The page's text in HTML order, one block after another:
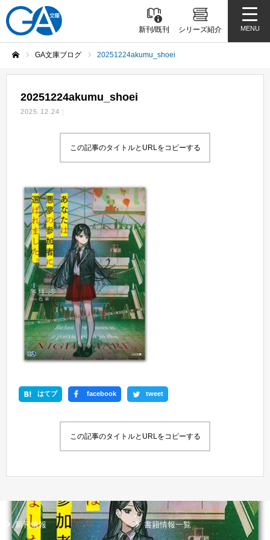
新刊/既刊 シリーズ紹介 MENU
GA文庫ブログ 20251224akumu_shoei
20251224akumu_shoei
2025.12.24
この記事のタイトルとURLをコピーする
はてブ facebook tweet
この記事のタイトルとURLをコピーする
新刊情報 書籍情報一覧